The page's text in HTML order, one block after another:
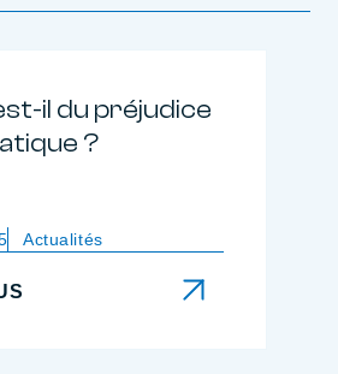
il du préjudice
?
Actualités